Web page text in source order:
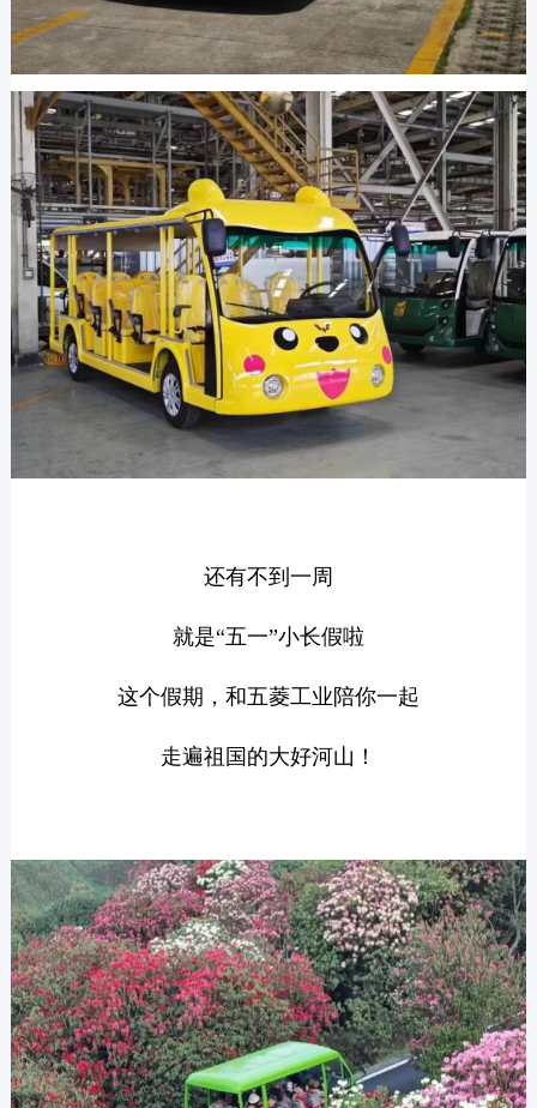
还有不到一周
就是“五一”小长假啦
这个假期，和五菱工业陪你一起
走遍祖国的大好河山！